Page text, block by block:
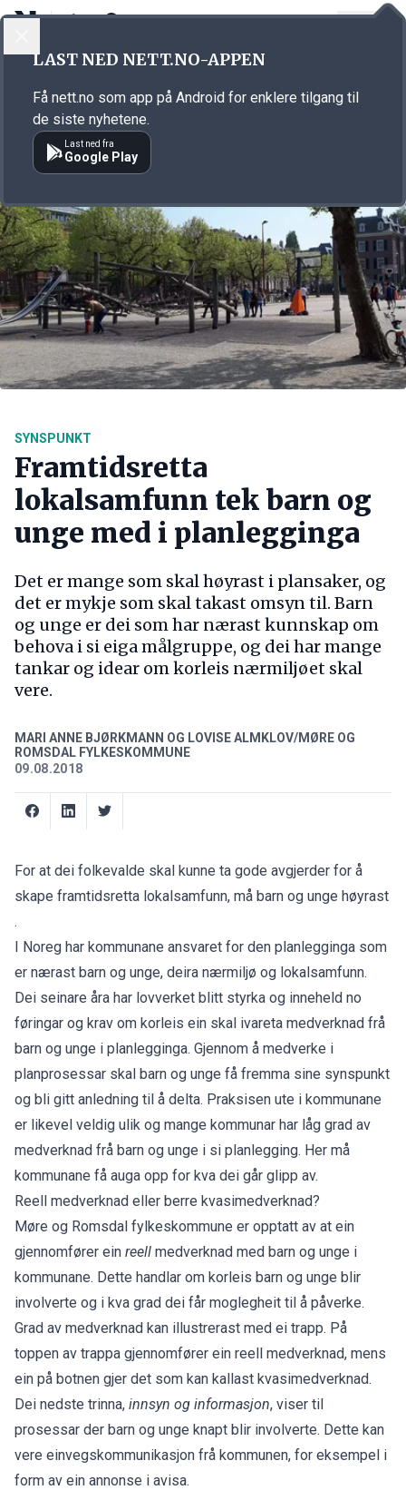
Annonsørinnhold
SYNSPUNKT
Framtidsretta
lokalsamfunn tek barn og
unge med i planlegginga
Det er mange som skal høyrast i plansaker, og
det er mykje som skal takast omsyn til. Barn
og unge er dei som har nærast kunnskap om
behova i si eiga målgruppe, og dei har mange
tankar og idear om korleis nærmiljøet skal
vere.
MARI ANNE BJØRKMANN OG LOVISE ALMKLOV/MØRE OG
ROMSDAL FYLKESKOMMUNE
09.08.2018
For at dei folkevalde skal kunne ta gode avgjerder for å
skape framtidsretta lokalsamfunn, må barn og unge høyrast
.
I Noreg har kommunane ansvaret for den planlegginga som
er nærast barn og unge, deira nærmiljø og lokalsamfunn.
Dei seinare åra har lovverket blitt styrka og inneheld no
føringar og krav om korleis ein skal ivareta medverknad frå
barn og unge i planlegginga. Gjennom å medverke i
planprosessar skal barn og unge få fremma sine synspunkt
og bli gitt anledning til å delta. Praksisen ute i kommunane
er likevel veldig ulik og mange kommunar har låg grad av
medverknad frå barn og unge i si planlegging. Her må
kommunane få auga opp for kva dei går glipp av.
Reell medverknad eller berre kvasimedverknad?
Møre og Romsdal fylkeskommune er opptatt av at ein
gjennomfører ein reell medverknad med barn og unge i
kommunane. Dette handlar om korleis barn og unge blir
involverte og i kva grad dei får moglegheit til å påverke.
Grad av medverknad kan illustrerast med ei trapp. På
toppen av trappa gjennomfører ein reell medverknad, mens
ein på botnen gjer det som kan kallast kvasimedverknad.
Dei nedste trinna, innsyn og informasjon, viser til
prosessar der barn og unge knapt blir involverte. Dette kan
vere einvegskommunikasjon frå kommunen, for eksempel i
form av ein annonse i avisa.
LAST NED NETT.NO-APPEN
Få nett.no som app på Android for enklere tilgang til
de siste nyhetene.
Last ned fra
Google Play